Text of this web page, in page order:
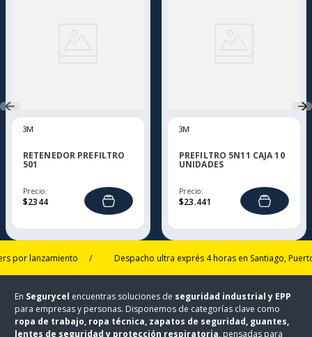
3M
RETENEDOR PREFILTRO
501
Precio:
$2344
3M
PREFILTRO 5N11 CAJA 10
UNIDADES
Precio:
$23.441
lanzamiento / Despacho ultra exprés 4 horas en Santiago, Puerto
En Segurycel encuentras soluciones de seguridad industrial y EPP
para empresas y personas. Disponemos de categorías clave como
ropa de trabajo, ropa técnica, zapatos de seguridad, guantes,
lentes de seguridad y protección respiratoria, pensadas para